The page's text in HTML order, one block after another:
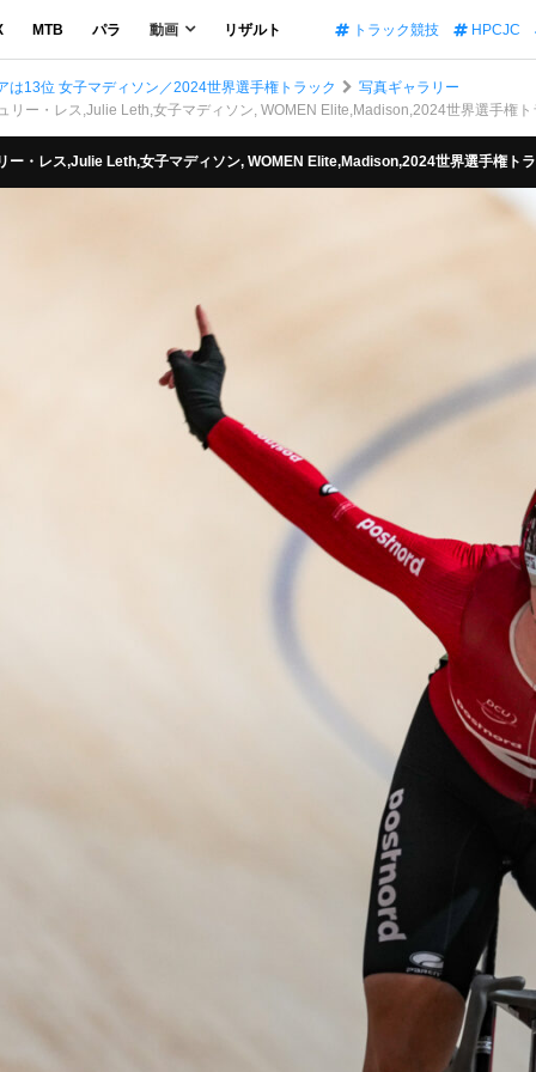
MTB パラ 動画 リザルト トラック競技 HPCJC
は13位 女子マディソン／2024世界選手権トラック
写真ギャラリー
ー・レス,Julie Leth,女子マディソン, WOMEN Elite,Madison,2024世界選手権
・レス,Julie Leth,女子マディソン, WOMEN Elite,Madison,2024世界選手権ト